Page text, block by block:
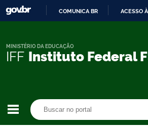
CONTEÚDO
COMUNICA BR ACESSO
IFF Instituto Federal
MINISTÉRIO DA EDUCAÇÃO